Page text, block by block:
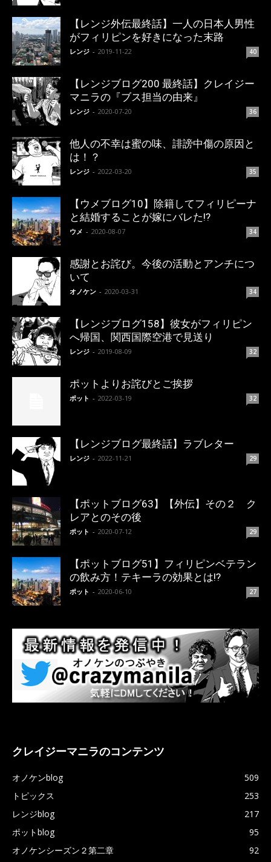
【レンジ外伝最終話】一人の日本人男性
がフィリピンを好きになった末路
レンジ - 2019-11-22 40
【レンジブログ200 最終話】クレイジー
マニラの『ブス担当の由来』
レンジ - 2020-07-20 36
他人の不幸は蜜の味、誹謗中傷の原因と
は！？
レンジ - 2022-03-20 35
【ウメブログ10】除籍してフィリピーナ
と結婚することが嫁にバレた!?
ウメ - 2020-08-07 34
感謝とお詫び。今後の活動とアンチにつ
いて
オノケン - 2020-03-31 34
【レンジブログ158】彼女がフィリピン
へ帰国、関西国際空港で見送り
レンジ - 2019-08-09 32
ポットよりお詫びとご挨拶
ポット - 2022-03-19 32
【レンジブログ最終話】ラブレター
レンジ - 2022-11-21 29
【ポットブログ63】【外伝】その２ ク
レアとのその後
ポット - 2020-07-12 29
【ポットブログ51】フィリピンベテラン
の飲み方！テキーラの効果とは!?
ポット - 2020-06-10 27
クレイジーマニラのコンテンツ
オノケンblog
509
トピックス
253
レンジblog
217
ポットblog
95
オノケンシーズン２第二章
92